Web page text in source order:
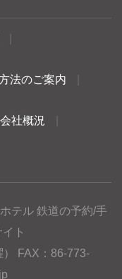
法のご案内
会社概況
テル 鉄道の予約/手
ト
FAX：86-773-